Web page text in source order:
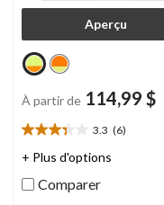
Aperçu
À partir de 114,99 $
3.3 (6)
3.3
étoile(s)
5.
+ Plus d'options
Comparer